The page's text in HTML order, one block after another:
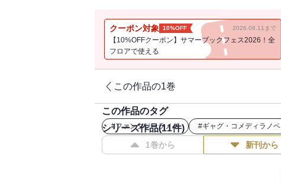
クーポン対象 10%OFF 2026.08.11まで
【10%OFFクーポン】サマーブックフェス2026！全
フロアで使える
この作品の1巻
この作品のタグ
#ファンタジーラノベ #ギャグ・コメディラノベ
シリーズ作品(11件)
1巻から 新刊から